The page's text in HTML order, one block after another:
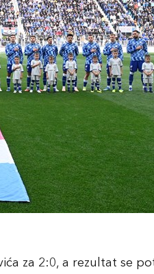
za 2:0, a rezultat se